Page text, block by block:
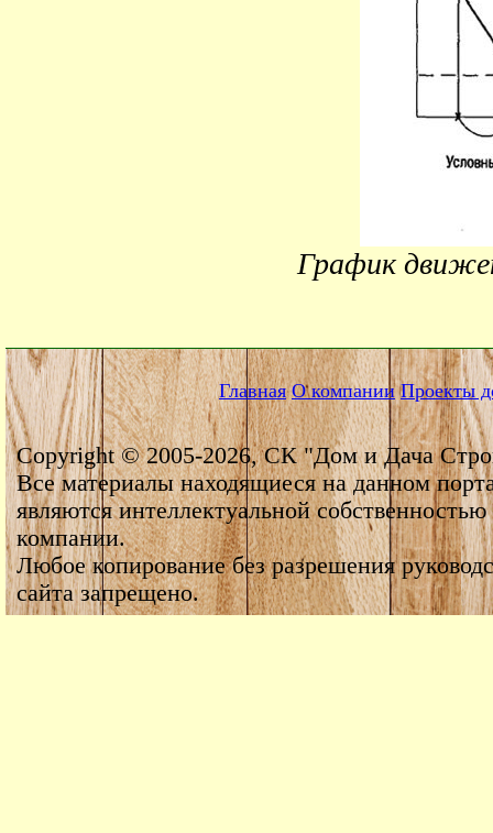
График
Главная О компании Проекты
Copyright © 2005-2026, СК "Дом и Дача
Все материалы находящиеся на данном
являются интеллектуальной собственностью
компании.
Любое копирование без разрешения
сайта запрещено.